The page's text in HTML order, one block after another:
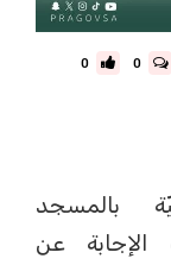
0
0
بالمسجد
الإجابة عن